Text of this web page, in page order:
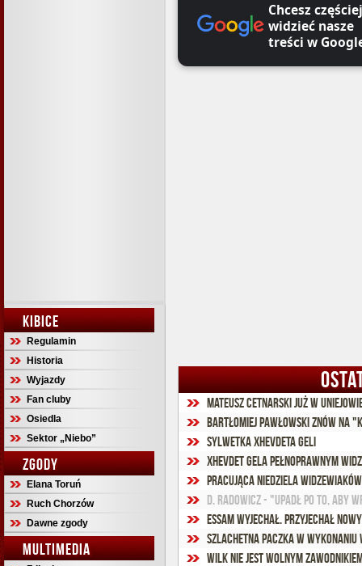
KIBICE
Regulamin
Historia
Wyjazdy
Fan cluby
Osiedla
Sektor „Niebo”
ZGODY
Elana Toruń
Ruch Chorzów
Dawne zgody
MULTIMEDIA
Chcesz częściej
widzieć nasze
treści w
Mateusz Cetnarski już w
Bartłomiej Pawłowski znów na
Sylwetka Xhevdeta Geli
Xhevdet Gela pełnoprawnym
Pracująca niedziela widzewiaków
D. Radowicz - "Upadł po to, aby
Essam wyjechał. Przyjechał
Szlachetna paczka w wykonaniu
Wilk nie jest wolnym